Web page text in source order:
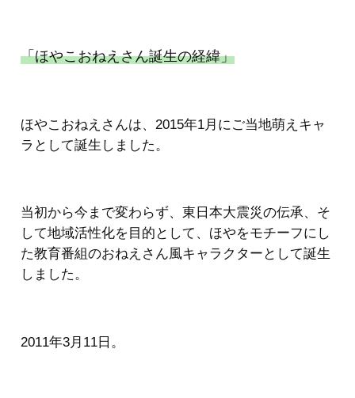
「ほやこおねえさん誕生の経緯」
ほやこおねえさんは、2015年1月にご当地萌えキャ
ラとして誕生しました。
当初から今まで変わらず、東日本大震災の伝承、そ
して地域活性化を目的として、ほやをモチーフにし
た教育番組のおねえさん風キャラクターとして誕生
しました。
2011年3月11日。